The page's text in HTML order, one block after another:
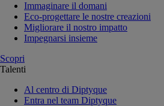
Immaginare il domani
Eco-progettare le nostre creazioni
Migliorare il nostro impatto
Impegnarsi insieme
Scopri
Talenti
Al centro di Diptyque
Entra nel team Diptyque